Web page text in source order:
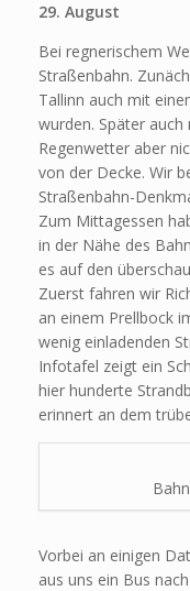
29. August
Bei regnerischem
Straßenbahn.
Tallinn auch mit
wurden. Später auch
Regenwetter aber
von der Decke. Wir
Straßenbahn-
Zum Mittagessen
in der Nähe des
es auf den
Zuerst fahren wir
an einem Prellbock
wenig einladenden
Infotafel zeigt ein
hier hunderte
erinnert an dem
Vorbei an einigen
aus uns ein Bus